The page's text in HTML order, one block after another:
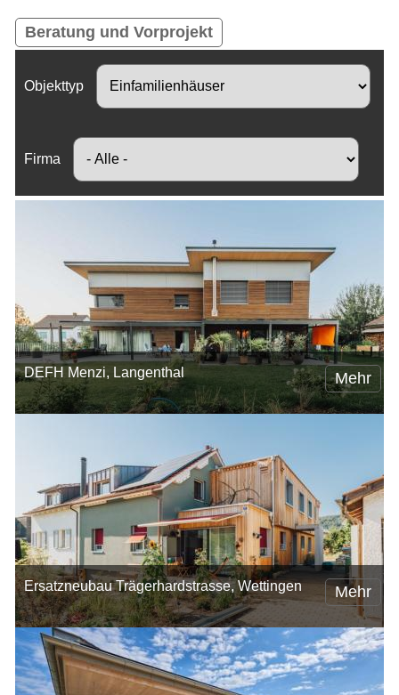
Beratung und Vorprojekt
Objekttyp
Firma
DEFH Menzi, Langenthal Mehr
Ersatzneubau Trägerhardstrasse, Wettingen Mehr